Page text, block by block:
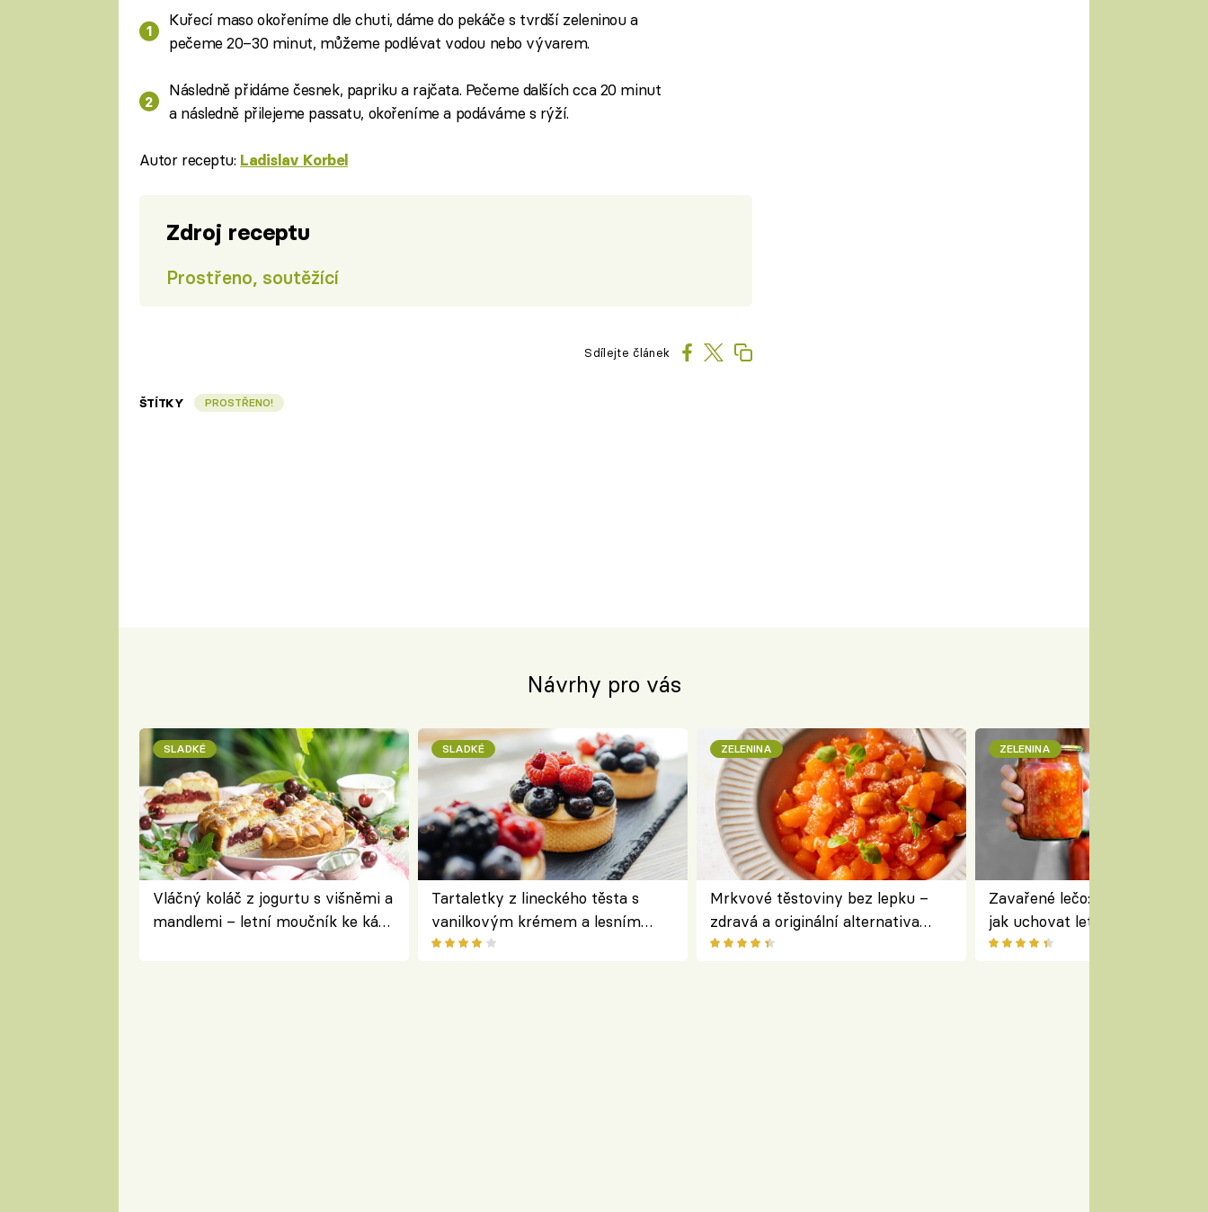
Kuřecí maso okořeníme dle chuti, dáme do pekáče s tvrdší zeleninou a
pečeme 20–30 minut, můžeme podlévat vodou nebo vývarem.
Následně přidáme česnek, papriku a rajčata. Pečeme dalších cca 20 minut
a následně přilejeme passatu, okořeníme a podáváme s rýží.
Autor receptu: Ladislav Korbel
Zdroj receptu
Prostřeno, soutěžící
Sdílejte článek
ŠTÍTKY PROSTŘENO!
Návrhy pro vás
SLADKÉ
Vláčný koláč z jogurtu s višněmi a
mandlemi – letní moučník ke kávě
SLADKÉ
Tartaletky z lineckého těsta s
vanilkovým krémem a lesním
ovocem podle Bread Society
ZELENINA
Mrkvové těstoviny bez lepku –
zdravá a originální alternativa
klasiky
ZELENINA
Zavařené lečo: jednoduchý
jak uchovat letní zeleninu na